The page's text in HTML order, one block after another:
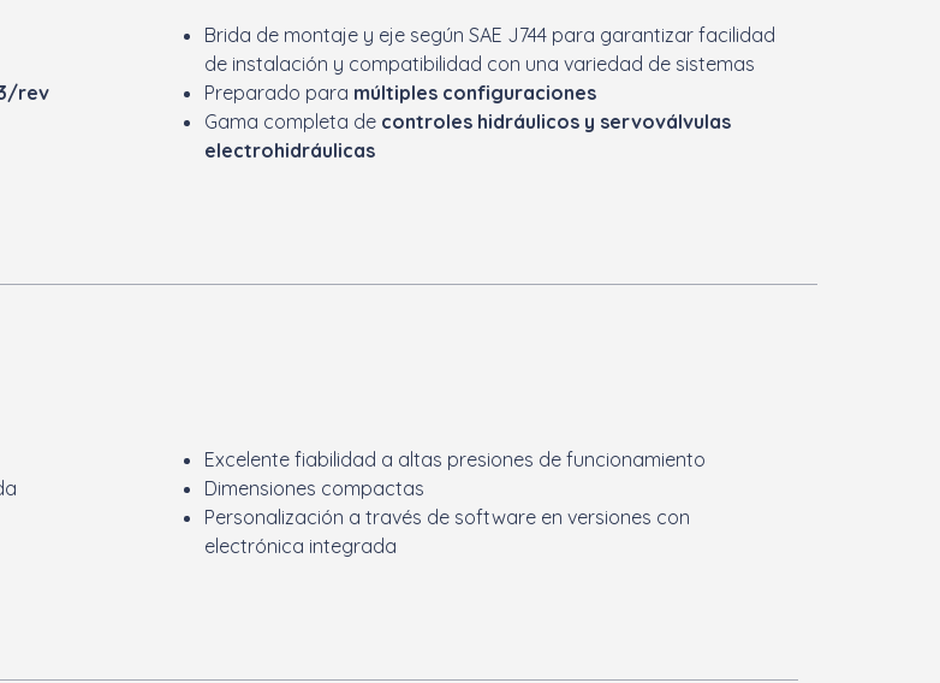
rev
Brida de montaje y eje según SAE J744 para garantizar facilidad
de instalación y compatibilidad con una variedad de sistemas
Preparado para múltiples configuraciones
Gama completa de controles hidráulicos y servoválvulas
electrohidráulicas
Excelente fiabilidad a altas presiones de funcionamiento
Dimensiones compactas
Personalización a través de software en versiones con
electrónica integrada